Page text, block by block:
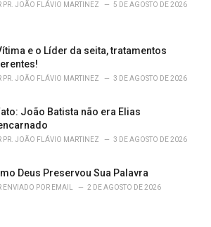
PR. JOÃO FLÁVIO MARTINEZ 5 DE AGOSTO DE 2026
e o Líder da seita, tratamentos
PR. JOÃO FLÁVIO MARTINEZ 3 DE AGOSTO DE 2026
João Batista não era Elias
PR. JOÃO FLÁVIO MARTINEZ 3 DE AGOSTO DE 2026
Deus Preservou Sua Palavra
ENVIADO POR EMAIL 2 DE AGOSTO DE 2026